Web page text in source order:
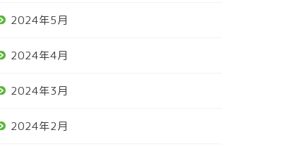
2024年5月
2024年4月
2024年3月
2024年2月